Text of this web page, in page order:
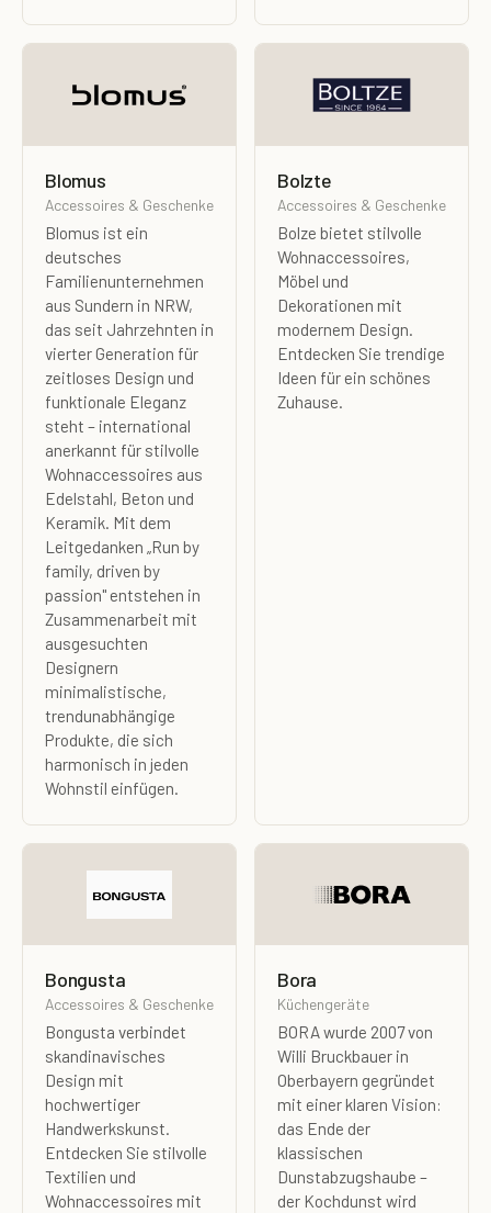
Blomus
Accessoires & Geschenke
Blomus ist ein
deutsches
Familienunternehmen
aus Sundern in NRW,
das seit Jahrzehnten in
vierter Generation für
zeitloses Design und
funktionale Eleganz
steht – international
anerkannt für stilvolle
Wohnaccessoires aus
Edelstahl, Beton und
Keramik. Mit dem
Leitgedanken „Run by
family, driven by
passion" entstehen in
Zusammenarbeit mit
ausgesuchten
Designern
minimalistische,
trendunabhängige
Produkte, die sich
harmonisch in jeden
Wohnstil einfügen.
Bolzte
Accessoires & Geschenke
Bolze bietet stilvolle
Wohnaccessoires,
Möbel und
Dekorationen mit
modernem Design.
Entdecken Sie trendige
Ideen für ein schönes
Zuhause.
Bongusta
Accessoires & Geschenke
Bongusta verbindet
skandinavisches
Design mit
hochwertiger
Handwerkskunst.
Entdecken Sie stilvolle
Textilien und
Wohnaccessoires mit
Bora
Küchengeräte
BORA wurde 2007 von
Willi Bruckbauer in
Oberbayern gegründet
mit einer klaren Vision:
das Ende der
klassischen
Dunstabzugshaube –
der Kochdunst wird